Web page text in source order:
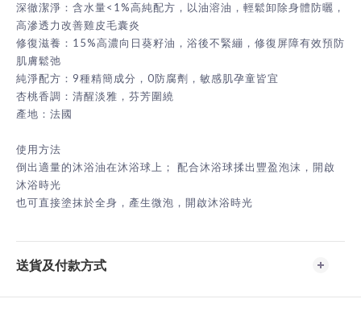
深徹潔淨：含水量<1%高純配方，以油溶油，輕鬆卸除身體防曬，
高滲透力改善雞皮毛囊炎
修復滋養：15%高濃向日葵籽油，浴後不緊繃，修復屏障有效預防
肌膚鬆弛
純淨配方：9種精簡成分，0防腐劑，敏感肌孕童皆宜
杏桃香調：清醒淡雅，芬芳圍繞
產地：法國
使用方法
倒出適量的沐浴油在沐浴球上； 配合沐浴球揉出豐盈泡沫，開啟
沐浴時光
也可直接塗抹於全身，產生微泡，開啟沐浴時光
送貨及付款方式